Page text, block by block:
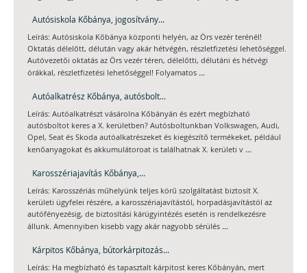
Autósiskola Kőbánya, jogosítvány...
Leírás: Autósiskola Kőbánya központi helyén, az Örs vezér terénél!
Oktatás délelőtt, délután vagy akár hétvégén, részletfizetési lehetőséggel.
Autóvezetői oktatás az Örs vezér téren, délelőtti, délutáni és hétvégi
órákkal, részletfizetési lehetőséggel! Folyamatos ...
Autóalkatrész Kőbánya, autósbolt...
Leírás: Autóalkatrészt vásárolna Kőbányán és ezért megbízható
autósboltot keres a X. kerületben? Autósboltunkban Volkswagen, Audi,
Opel, Seat és Skoda autóalkatrészeket és kiegészítő termékeket, például
kenőanyagokat és akkumulátoroat is találhatnak X. kerületi v ...
Karosszériajavítás Kőbánya,...
Leírás: Karosszériás műhelyünk teljes körű szolgáltatást biztosít X.
kerületi ügyfelei részére, a karosszériajavítástól, horpadásjavítástól az
autófényezésig, de biztosítási kárügyintézés esetén is rendelkezésre
állunk. Amennyiben kisebb vagy akár nagyobb sérülés ...
Kárpitos Kőbánya, bútorkárpitozás...
Leírás: Ha megbízható és tapasztalt kárpitost keres Kőbányán, mert